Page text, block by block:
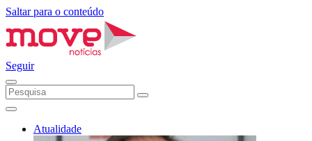
Saltar para o conteúdo
Seguir
Atualidade